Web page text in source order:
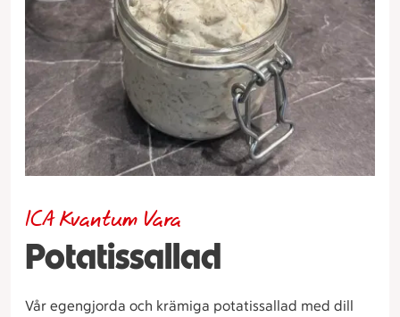
Potatissallad
ICA Kvantum Vara
Vår egengjorda och krämiga potatissallad med dill